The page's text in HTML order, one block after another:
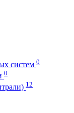
систем 0
0
12